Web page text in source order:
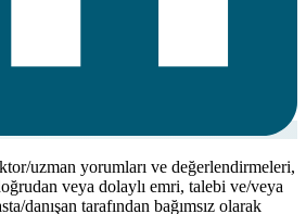
uzman yorumları ve değerlendirmeleri,
veya dolaylı emri, talebi ve/veya
danışan tarafından bağımsız olarak